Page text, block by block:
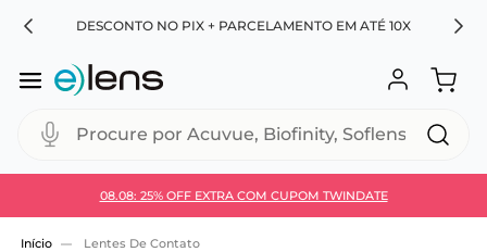
DESCONTO NO PIX + PARCELAMENTO EM ATÉ 10X
Procure por Acuvue, Biofinity, Soflens...
08.08: 25% OFF EXTRA COM CUPOM TWINDATE
Use 30HOJE e ganhe 30% OFF + economia extra no
Lentes De Contato